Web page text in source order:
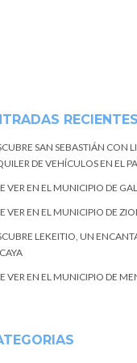
RECIENTES
SAN SEBASTIÁN CON
DE VEHÍCULOS EN EL
VER EN EL MUNICIPIO DE
VER EN EL MUNICIPIO DE
LEKEITIO, UN
VER EN EL MUNICIPIO DE